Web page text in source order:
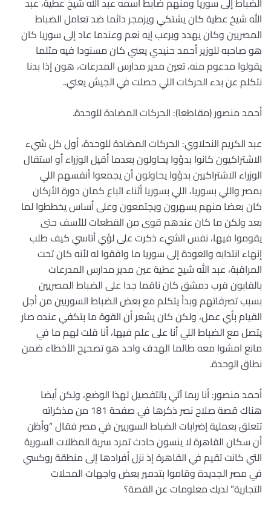
الله شيخ عطية كان يشتكي ويزمجر دائما ضد تعامل الضباط
المصريين وكان يهدد ويرعب إيه نعم وعندما عاد إلى سوريا كان
هو صاحبه للوزير أحمد حنيدي يعني كان مسنودا فيه مثلما
يقولوا مدعوم منه، تعين مدير مدارس المدرعات، هون إذا بدنا
نتكلم عن بدء الحركات اللي حصلت في الجيش يعني..
أحمد منصور (مقاطعا): الحركات المضادة للوحدة.
عبد الكريم النحلاوي: الحركات المضادة للوحدة، أول كل شيء
الاشتراكيون كانوا بدؤوا يحاولون بعدما أقيل الوزراء أو استقال
الوزراء الاشتراكيين بدؤوا يحاولون أن يجمعوا أنفسهم اللي
بمصر واللي بسوريا، اللي بسوريا أثناء اتباع كمان دورة الأركان
كان بعضا منهم يسهرون ويجتمعون وعلى أساس يخططوا لما
بعد ولكن ما كان عندهم قوى من القطعات للأسف حتى
يقوموا فيها، نفس الشيء ذكرت على لؤي أتاسي كيف طلب
إنهاء انتدابه والعودة إلى سوريا ما وافقوا له لأنه كان تحت
المراقبة، عبد الله شيخ عطية عين مدير مدارس المدرعات
بالقابون قرب دمشق كان ناقما جدا على الضباط المصريين
بسبب تصرفاتهم وبدأ يتكلم مع بعض الضباط السوريين من أجل
القيام بأي عمل، ولكن كان يشعر أن القوة ما بتكفي عنده صار
يتصل مع الضباط اللي أنا على علم فيها، أنا قلت لهم ما في
مانع امشوا معه طالما الهدف واحد هو تصحيح الأخطاء ضمن
نطاق الوحدة.
أحمد منصور: أنا ربما آتي بالتفصيل لهذا الوضع، ولكن أيضا
هناك قصة صلاح نصر ذكرها في صفحة 181 من مذكراته
تتعلق بعملية إضرابات الضباط السوريين في مصر فقال “وأظن
أن سكان القاهرة لا ينسون حادث تمرد سرية المظلات السورية
التي كانت تقيم في القاهرة إذ نزل أفرادها إلى منطقة روكسي
في مصر الجديدة وقاموا بتدمير بعض واجهات المحلات
التجارية” لديك معلومات عن القصة؟